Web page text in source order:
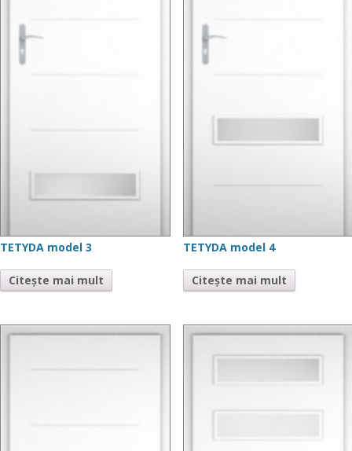
TETYDA model 3
Citește mai mult
TETYDA model 4
Citește mai mult